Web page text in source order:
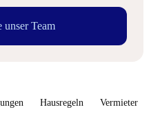
Team
Hausregeln Vermieter